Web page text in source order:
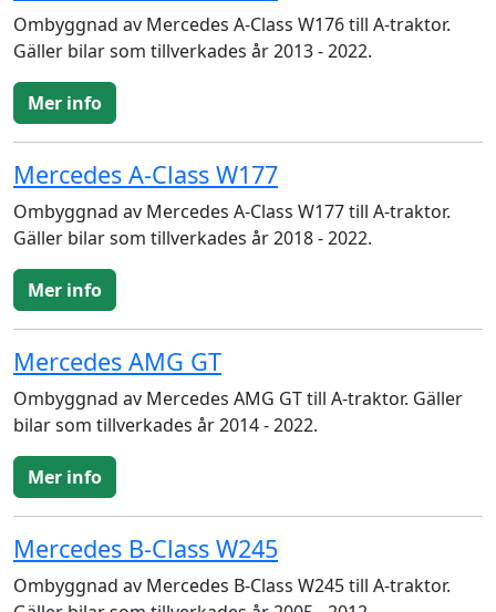
Ombyggnad av Mercedes A-Class W176 till A-traktor.
Gäller bilar som tillverkades år 2013 - 2022.
Mer info
Mercedes A-Class W177
Ombyggnad av Mercedes A-Class W177 till A-traktor.
Gäller bilar som tillverkades år 2018 - 2022.
Mer info
Mercedes AMG GT
Ombyggnad av Mercedes AMG GT till A-traktor. Gäller
bilar som tillverkades år 2014 - 2022.
Mer info
Mercedes B-Class W245
Ombyggnad av Mercedes B-Class W245 till A-traktor.